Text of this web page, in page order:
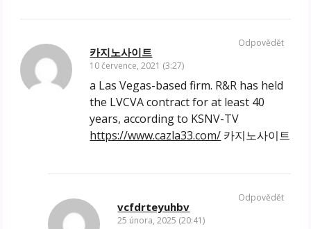
카지노사이트
10 července, 2021 (3:27)
a Las Vegas-based firm. R&R has held
the LVCVA contract for at least 40
years, according to KSNV-TV
https://www.cazla33.com/ 카지노사이트
Odpovědět
vcfdrteyuhbv
25 února, 2025 (20:41)
Odpovědět